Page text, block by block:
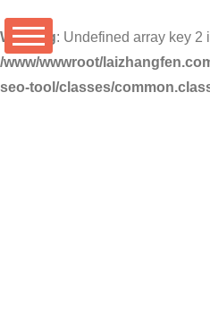
Warning: Undefined array key 2
/www/wwwroot/
seo-tool/classes/